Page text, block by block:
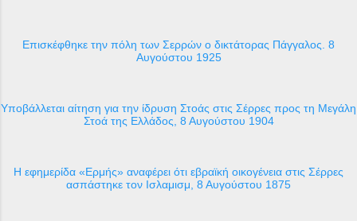
Επισκέφθηκε την πόλη των Σερρών ο δικτάτορας Πάγγαλος. 8
Αυγούστου 1925
Υποβάλλεται αίτηση για την ίδρυση Στοάς στις Σέρρες προς τη Μεγάλη
Στοά της Ελλάδος, 8 Αυγούστου 1904
H εφημερίδα «Ερμής» αναφέρει ότι εβραϊκή οικογένεια στις Σέρρες
ασπάστηκε τον Ισλαμισμ, 8 Αυγούστου 1875